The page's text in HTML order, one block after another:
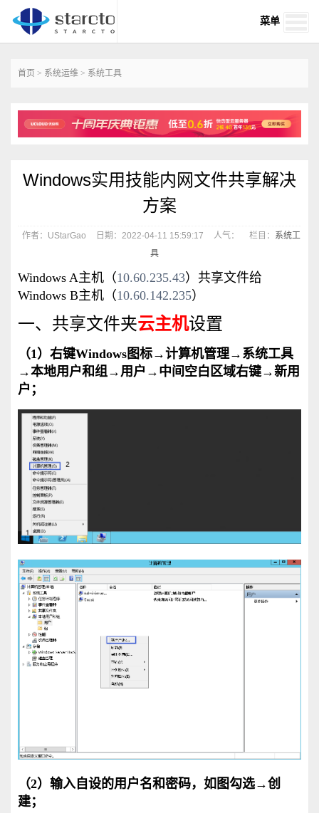
菜单
首页 > 系统运维 > 系统工具
Windows实用技能内网文件共享解决
方案
作者：UStarGao 日期：2022-04-11 15:59:17 人气： 栏目： 系统工
具
Windows A主机（10.60.235.43）共享文件给
Windows B主机（10.60.142.235）
一、共享文件夹云主机设置
（1）右键Windows图标→计算机管理→系统工具
→本地用户和组→用户→中间空白区域右键→新用
户；
（2）输入自设的用户名和密码，如图勾选→创
建；